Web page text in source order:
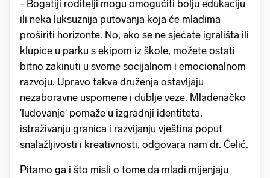
- Bogatiji roditelji mogu omogućiti bolju edukaciju
ili neka luksuznija putovanja koja će mladima
proširiti horizonte. No, ako se ne sjećate igrališta ili
klupice u parku s ekipom iz škole, možete ostati
bitno zakinuti u svome socijalnom i emocionalnom
razvoju. Upravo takva druženja ostavljaju
nezaboravne uspomene i dublje veze. Mladenačko
'ludovanje' pomaže u izgradnji identiteta,
istraživanju granica i razvijanju vještina poput
snalažljivosti i kreativnosti, odgovara nam dr. Ćelić.
Pitamo ga i što misli o tome da mladi mijenjaju